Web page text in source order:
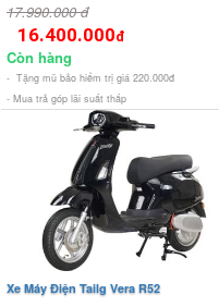
17.990.000 đ
16.400.000đ
Còn hàng
- Tặng mũ bảo hiểm trị giá 220.000đ
- Mua trả góp lãi suất thấp
Xe Máy Điện Tailg Vera R52